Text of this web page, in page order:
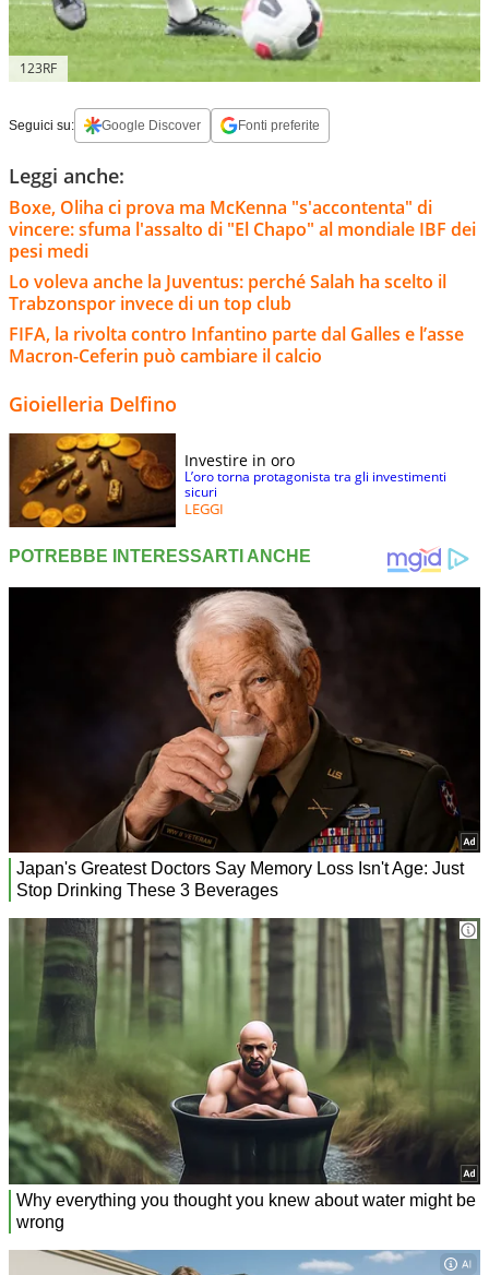
123RF
Seguici su: Google Discover Fonti preferite
Leggi anche:
Boxe, Oliha ci prova ma McKenna "s'accontenta" di
vincere: sfuma l'assalto di "El Chapo" al mondiale IBF dei
pesi medi
Lo voleva anche la Juventus: perché Salah ha scelto il
Trabzonspor invece di un top club
FIFA, la rivolta contro Infantino parte dal Galles e l’asse
Macron-Ceferin può cambiare il calcio
Gioielleria Delfino
Investire in oro
L’oro torna protagonista tra gli investimenti
sicuri
LEGGI